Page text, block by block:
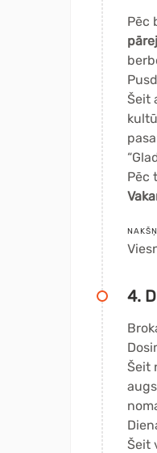
Pēc
Šeit
Pēc
4.
Šeit
Šeit